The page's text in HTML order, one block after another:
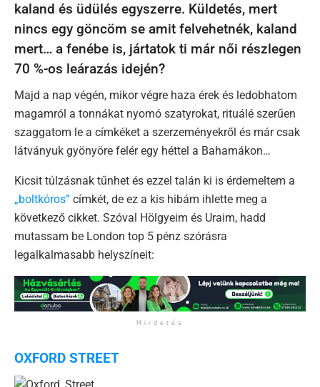
kaland és üdülés egyszerre. Küldetés, mert
nincs egy göncöm se amit felvehetnék, kaland
mert… a fenébe is, jártatok ti már női részlegen
70 %-os leárazás idején?
Majd a nap végén, mikor végre haza érek és ledobhatom
magamról a tonnákat nyomó szatyrokat, rituálé szerűen
szaggatom le a címkéket a szerzeményekről és már csak
látványuk gyönyöre felér egy héttel a Bahamákon…
Kicsit túlzásnak tűnhet és ezzel talán ki is érdemeltem a
„boltkóros” címkét, de ez a kis hibám ihlette meg a
következő cikket. Szóval Hölgyeim és Uraim, hadd
mutassam be London top 5 pénz szórásra
legalkalmasabb helyszíneit:
Hirdetés
OXFORD STREET